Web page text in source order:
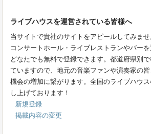
ライブハウスを運営されている皆様へ
当サイトで貴社のサイトをアピールしてみま
コンサートホール・ライブレストランやバー
どなたでも無料で登録できます。都道府県別
ていますので、地元の音楽ファンや演奏家の
機会の増加に繋がります。全国のライブハウ
し上げております！
新規登録
掲載内容の変更